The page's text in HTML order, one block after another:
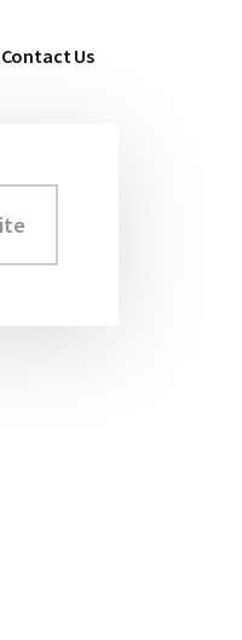
Contact Us